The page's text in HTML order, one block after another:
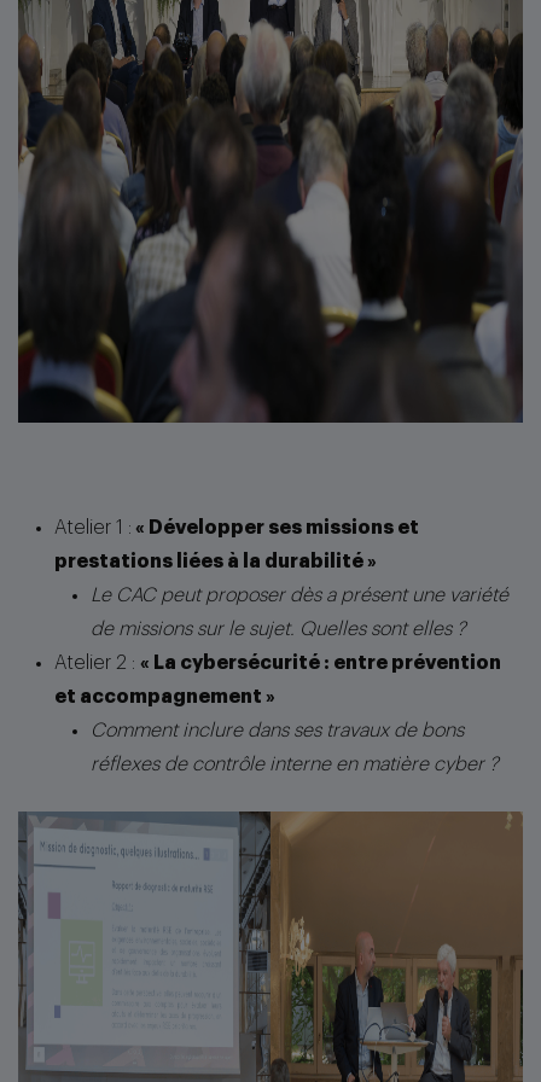
Atelier 1 : « Développer ses missions et
prestations liées à la durabilité »
Le CAC peut proposer dès a présent une variété
de missions sur le sujet. Quelles sont elles ?
Atelier 2 : « La cybersécurité : entre prévention
et accompagnement »
Comment inclure dans ses travaux de bons
réflexes de contrôle interne en matière cyber ?